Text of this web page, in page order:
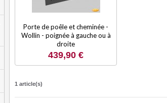
Porte de poêle et cheminée -
Wollin - poignée à gauche ou à
droite
439,90 €
1 article(s)